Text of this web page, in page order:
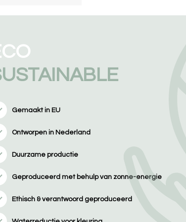
Gemaakt in EU
Ontworpen in Nederland
Duurzame productie
Geproduceerd met behulp van zonne-energie
Ethisch & verantwoord geproduceerd